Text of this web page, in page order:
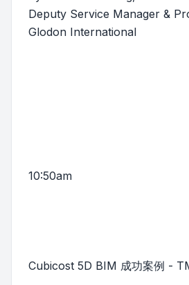
Deputy Service Manager &
Glodon International
10:50am
Cubicost 5D BIM 成功案例 -